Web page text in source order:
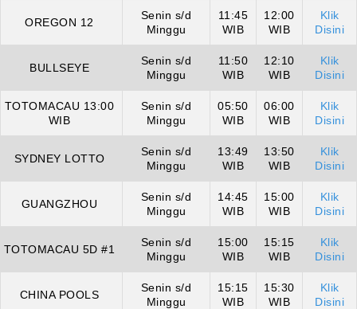
OREGON 12
Senin s/d
Minggu
11:45
WIB
12:00
WIB
Klik
Disini
BULLSEYE
Senin s/d
Minggu
11:50
WIB
12:10
WIB
Klik
Disini
TOTOMACAU 13:00
WIB
Senin s/d
Minggu
05:50
WIB
06:00
WIB
Klik
Disini
SYDNEY LOTTO
Senin s/d
Minggu
13:49
WIB
13:50
WIB
Klik
Disini
GUANGZHOU
Senin s/d
Minggu
14:45
WIB
15:00
WIB
Klik
Disini
TOTOMACAU 5D #1
Senin s/d
Minggu
15:00
WIB
15:15
WIB
Klik
Disini
CHINA POOLS
Senin s/d
Minggu
15:15
WIB
15:30
WIB
Klik
Disini